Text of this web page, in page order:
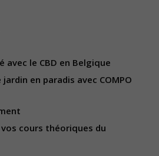
avec le CBD en Belgique
en paradis avec COMPO
cours théoriques du